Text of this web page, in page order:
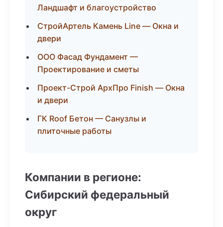
Ландшафт и благоустройство
СтройАртель Камень Line — Окна и
двери
ООО Фасад Фундамент —
Проектирование и сметы
Проект-Строй АрхПро Finish — Окна
и двери
ГК Roof Бетон — Санузлы и
плиточные работы
Компании в регионе:
Сибирский федеральный
округ